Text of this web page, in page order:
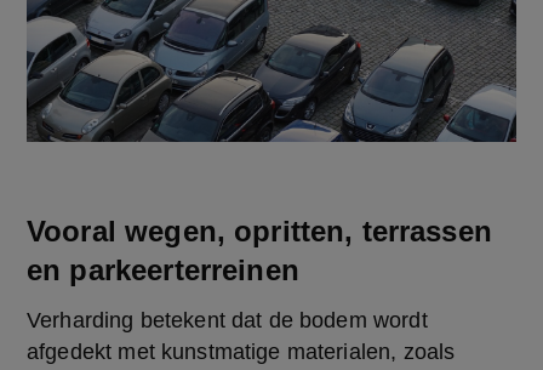
Vooral wegen, opritten, terrassen
en parkeerterreinen
Verharding betekent dat de bodem wordt
afgedekt met kunstmatige materialen, zoals